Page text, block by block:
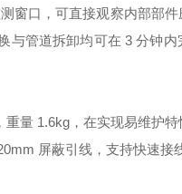
窗口，可直接观察内部部
与管道拆卸均可在 3 分钟内
量 1.6kg，在实现易维护
屏蔽引线，支持快速接